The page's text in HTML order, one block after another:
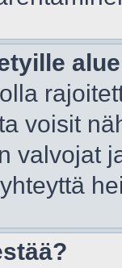
voisit
valvojat